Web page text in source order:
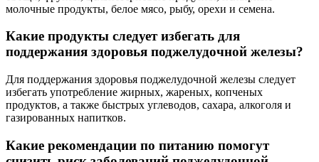
молочные продукты, белое мясо, рыбу, орехи и семена.
Какие продукты следует избегать для
поддержания здоровья поджелудочной железы?
Для поддержания здоровья поджелудочной железы следует
избегать употребление жирных, жареных, копченых
продуктов, а также быстрых углеводов, сахара, алкоголя и
газированных напитков.
Какие рекомендации по питанию помогут